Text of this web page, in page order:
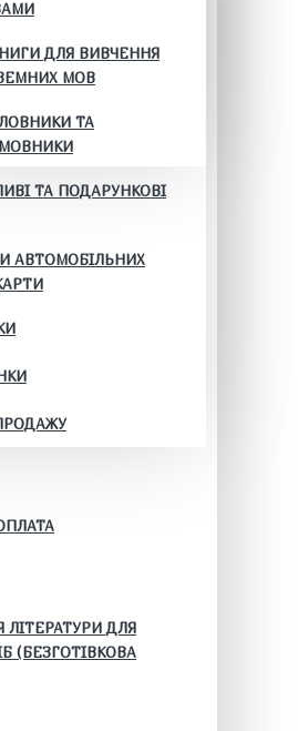
ДЛЯ ВИВЧЕННЯ
МОВ
ТА
ТА ПОДАРУНКОВІ
АВТОМОБІЛЬНИХ
ДЛЯ
(БЕЗГОТІВКОВА